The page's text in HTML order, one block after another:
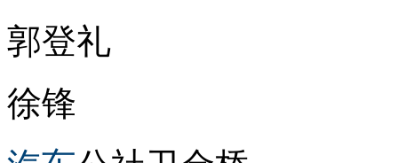
郭登礼
徐锋